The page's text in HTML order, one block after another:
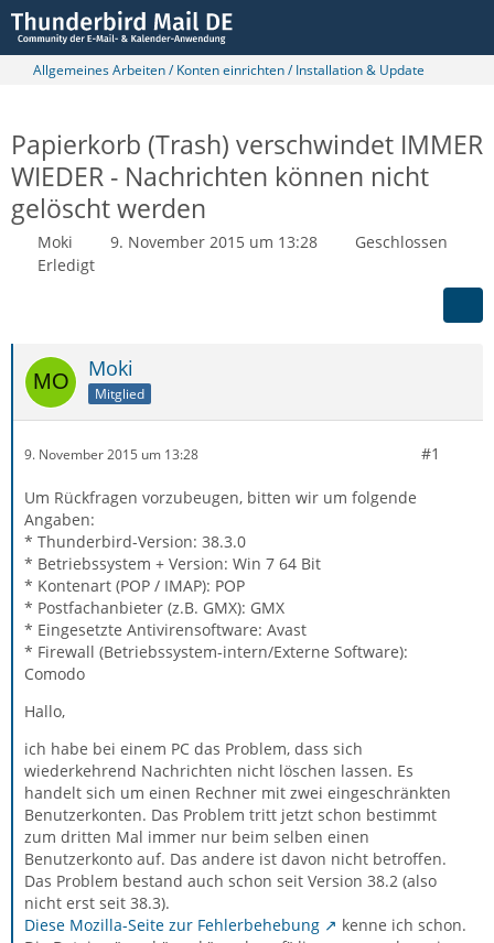
Allgemeines Arbeiten / Konten einrichten / Installation & Update
Papierkorb (Trash) verschwindet IMMER
WIEDER - Nachrichten können nicht
gelöscht werden
Moki 9. November 2015 um 13:28
Geschlossen
Erledigt
Moki
Mitglied
9. November 2015 um 13:28 #1
Um Rückfragen vorzubeugen, bitten wir um folgende
Angaben:
* Thunderbird-Version: 38.3.0
* Betriebssystem + Version: Win 7 64 Bit
* Kontenart (POP / IMAP): POP
* Postfachanbieter (z.B. GMX): GMX
* Eingesetzte Antivirensoftware: Avast
* Firewall (Betriebssystem-intern/Externe Software):
Comodo
Hallo,
ich habe bei einem PC das Problem, dass sich
wiederkehrend Nachrichten nicht löschen lassen. Es
handelt sich um einen Rechner mit zwei eingeschränkten
Benutzerkonten. Das Problem tritt jetzt schon bestimmt
zum dritten Mal immer nur beim selben einen
Benutzerkonto auf. Das andere ist davon nicht betroffen.
Das Problem bestand auch schon seit Version 38.2 (also
nicht erst seit 38.3).
Diese Mozilla-Seite zur Fehlerbehebung
kenne ich schon.